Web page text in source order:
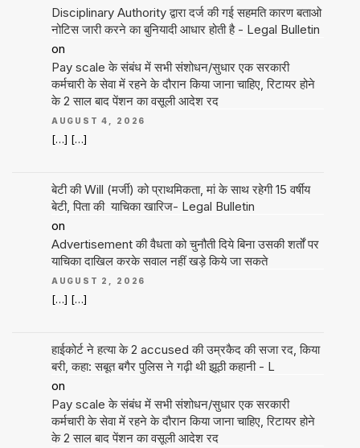
Disciplinary Authority द्वारा दर्ज की गई सहमति कारण बताओ
नोटिस जारी करने का बुनियादी आधार होती है - Legal Bulletin
on
Pay scale के संबंध में सभी संशोधन/सुधार एक सरकारी
कर्मचारी के सेवा में रहने के दौरान किया जाना चाहिए, रिटायर होने
के 2 साल बाद पेंशन का वसूली आदेश रद
AUGUST 4, 2026
[…] […]
बेटी की Will (मर्जी) को प्राथमिकता, मां के साथ रहेगी 15 वर्षीय
बेटी, पिता की याचिका खारिज- Legal Bulletin
on
Advertisement की वैधता को चुनौती दिये बिना उसकी शर्तों पर
याचिका दाखिल करके सवाल नहीं खड़े किये जा सकते
AUGUST 2, 2026
[…] […]
हाईकोर्ट ने हत्या के 2 accused की उम्रकैद की सजा रद, किया
बरी, कहा: सबूत बगैर पुलिस ने गढ़ी थी झूठी कहानी - L
on
Pay scale के संबंध में सभी संशोधन/सुधार एक सरकारी
कर्मचारी के सेवा में रहने के दौरान किया जाना चाहिए, रिटायर होने
के 2 साल बाद पेंशन का वसूली आदेश रद